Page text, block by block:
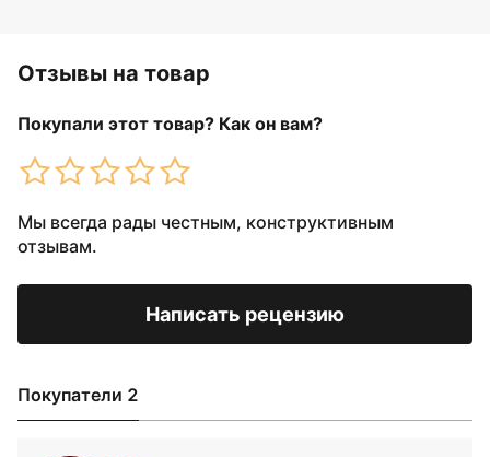
Отзывы на товар
Покупали этот товар? Как он вам?
Мы всегда рады честным, конструктивным
отзывам.
Написать рецензию
Покупатели 2